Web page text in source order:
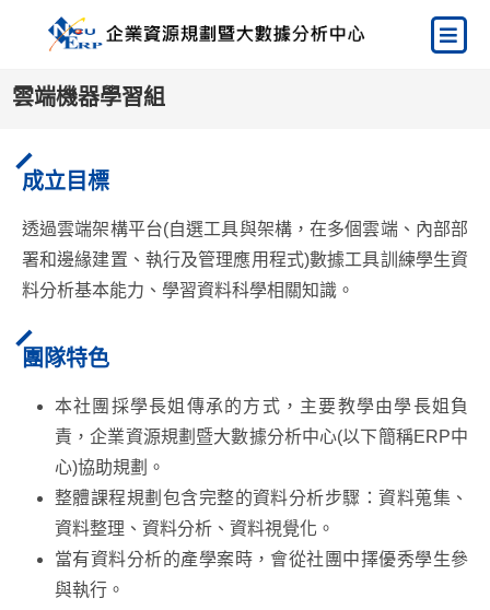
雲端機器學習組
成立目標
透過雲端架構平台(自選工具與架構，在多個雲端、內部部
署和邊緣建置、執行及管理應用程式)數據工具訓練學生資
料分析基本能力、學習資料科學相關知識。
團隊特色
本社團採學長姐傳承的方式，主要教學由學長姐負
責，企業資源規劃暨大數據分析中心(以下簡稱ERP中
心)協助規劃。
整體課程規劃包含完整的資料分析步驟：資料蒐集、
資料整理、資料分析、資料視覺化。
當有資料分析的產學案時，會從社團中擇優秀學生參
與執行。